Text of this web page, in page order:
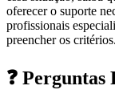
oferecer o suporte
profissionais
preencher os critérios.
❓ Perguntas